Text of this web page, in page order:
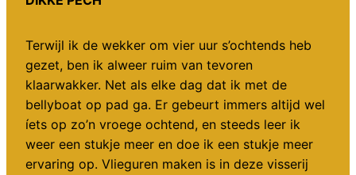
Terwijl ik de wekker om vier uur s’ochtends heb
gezet, ben ik alweer ruim van tevoren
klaarwakker. Net als elke dag dat ik met de
bellyboat op pad ga. Er gebeurt immers altijd wel
íets op zo’n vroege ochtend, en steeds leer ik
weer een stukje meer en doe ik een stukje meer
ervaring op. Vlieguren maken is in deze visserij